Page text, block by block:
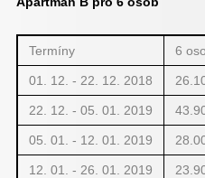
Termíny 6
01. 12. - 22. 12. 2018
22. 12. - 05. 01. 2019
05. 01. - 12. 01. 2019
12. 01. - 26. 01. 2019